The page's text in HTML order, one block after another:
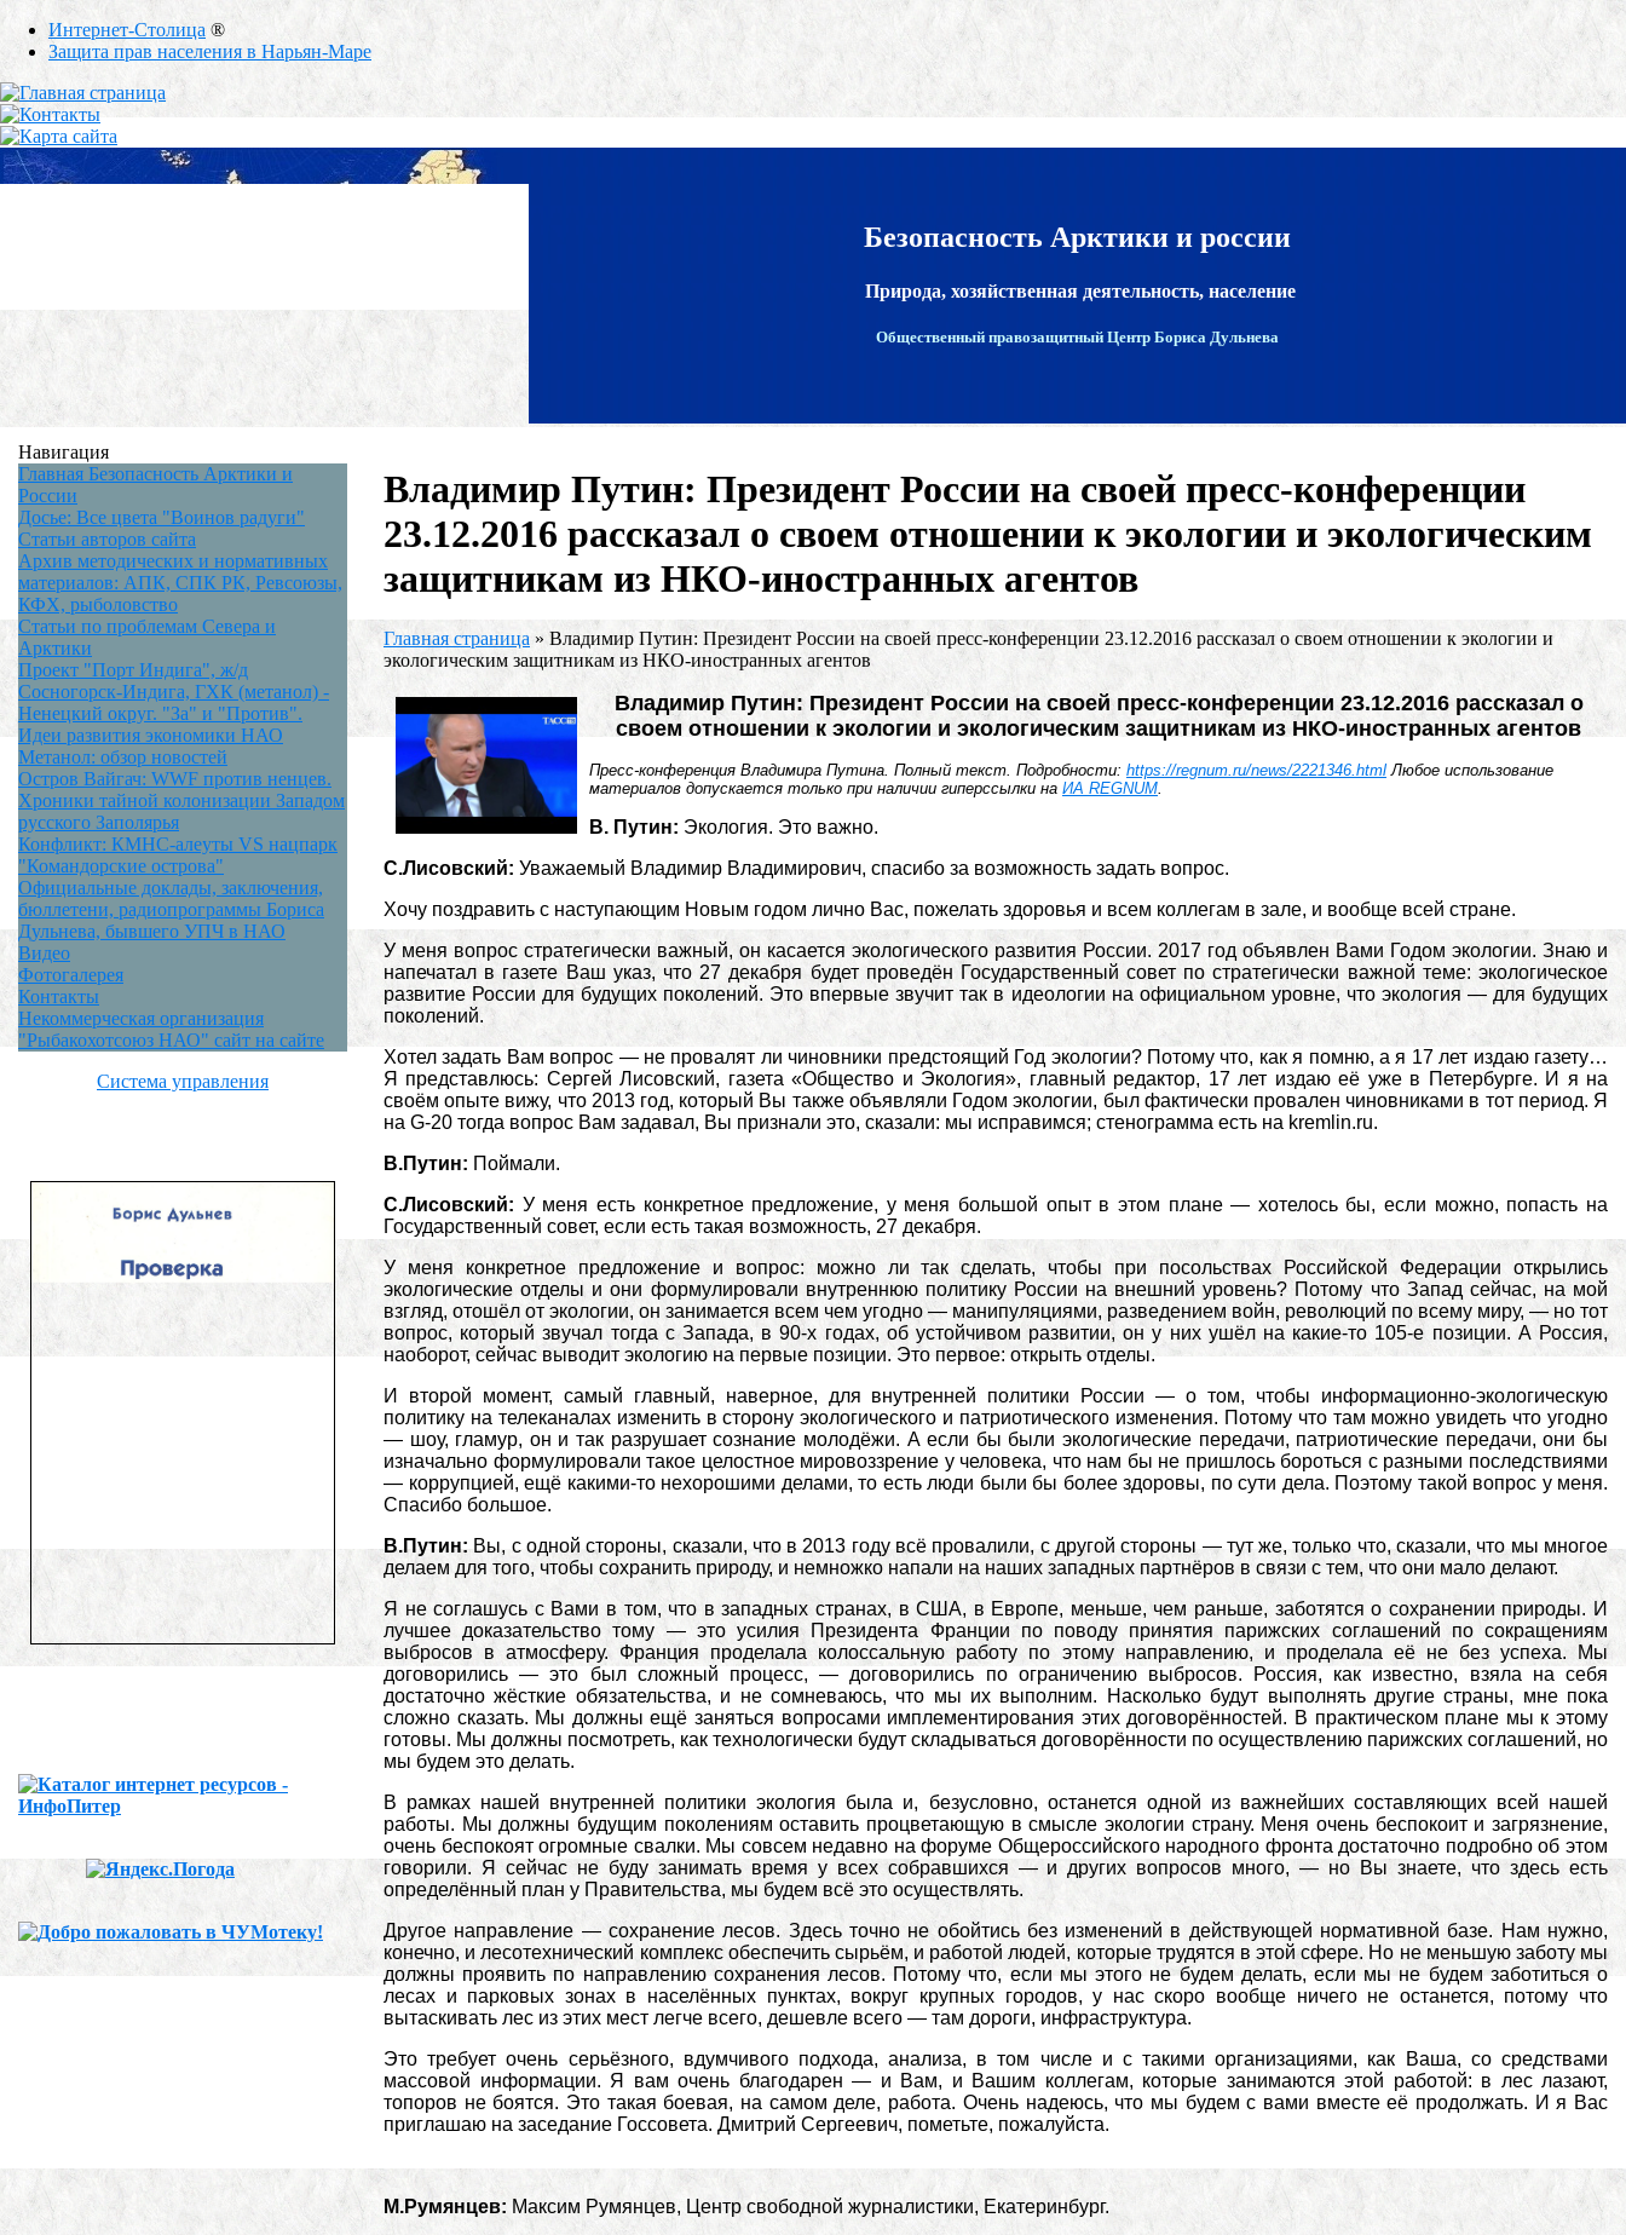
Интернет-Столица ®
Защита прав населения в Нарьян-Маре
Безопасность Арктики и россии
Природа, хозяйственная деятельность, население
Общественный правозащитный Центр Бориса Дульнева
Навигация
Главная Безопасность Арктики и
России
Досье: Все цвета "Воинов радуги"
Статьи авторов сайта
Архив методических и нормативных
материалов: АПК, СПК РК, Ревсоюзы,
КФХ, рыболовство
Статьи по проблемам Севера и
Арктики
Проект "Порт Индига", ж/д
Сосногорск-Индига, ГХК (метанол) -
Ненецкий округ. "За" и "Против".
Идеи развития экономики НАО
Метанол: обзор новостей
Остров Вайгач: WWF против ненцев.
Хроники тайной колонизации Западом
русского Заполярья
Конфликт: КМНС-алеуты VS нацпарк
"Командорские острова"
Официальные доклады, заключения,
бюллетени, радиопрограммы Бориса
Дульнева, бывшего УПЧ в НАО
Видео
Фотогалерея
Контакты
Некоммерческая организация
"Рыбакохотсоюз НАО" сайт на сайте
Система управления
Владимир Путин: Президент России на своей пресс-конференции
23.12.2016 рассказал о своем отношении к экологии и экологическим
защитникам из НКО-иностранных агентов
Главная страница » Владимир Путин: Президент России на своей пресс-конференции 23.12.2016 рассказал о своем отношении к экологии и
экологическим защитникам из НКО-иностранных агентов
Владимир Путин: Президент России на своей пресс-конференции 23.12.2016 рассказал о
своем отношении к экологии и экологическим защитникам из НКО-иностранных агентов
Пресс-конференция Владимира Путина. Полный текст. Подробности: https://regnum.ru/news/2221346.html Любое использование
материалов допускается только при наличии гиперссылки на ИА REGNUM
В. Путин: Экология. Это важно.
С.Лисовский: Уважаемый Владимир Владимирович, спасибо за возможность задать вопрос.
Хочу поздравить с наступающим Новым годом лично Вас, пожелать здоровья и всем коллегам в зале, и вообще всей стране.
У меня вопрос стратегически важный, он касается экологического развития России. 2017 год объявлен Вами Годом экологии. Знаю и
напечатал в газете Ваш указ, что 27 декабря будет проведён Государственный совет по стратегически важной теме: экологическое
развитие России для будущих поколений. Это впервые звучит так в идеологии на официальном уровне, что экология — для будущих
поколений.
Хотел задать Вам вопрос — не провалят ли чиновники предстоящий Год экологии? Потому что, как я помню, а я 17 лет издаю газету…
Я представлюсь: Сергей Лисовский, газета «Общество и Экология», главный редактор, 17 лет издаю её уже в Петербурге. И я на
своём опыте вижу, что 2013 год, который Вы также объявляли Годом экологии, был фактически провален чиновниками в тот период. Я
на G-20 тогда вопрос Вам задавал, Вы признали это, сказали: мы исправимся; стенограмма есть на kremlin.ru.
В.Путин: Поймали.
С.Лисовский: У меня есть конкретное предложение, у меня большой опыт в этом плане — хотелось бы, если можно, попасть на
Государственный совет, если есть такая возможность, 27 декабря.
У меня конкретное предложение и вопрос: можно ли так сделать, чтобы при посольствах Российской Федерации открылись
экологические отделы и они формулировали внутреннюю политику России на внешний уровень? Потому что Запад сейчас, на мой
взгляд, отошёл от экологии, он занимается всем чем угодно — манипуляциями, разведением войн, революций по всему миру, — но тот
вопрос, который звучал тогда с Запада, в 90-х годах, об устойчивом развитии, он у них ушёл на какие-то 105-е позиции. А Россия,
наоборот, сейчас выводит экологию на первые позиции. Это первое: открыть отделы.
И второй момент, самый главный, наверное, для внутренней политики России — о том, чтобы информационно-экологическую
политику на телеканалах изменить в сторону экологического и патриотического изменения. Потому что там можно увидеть что угодно
— шоу, гламур, он и так разрушает сознание молодёжи. А если бы были экологические передачи, патриотические передачи, они бы
изначально формулировали такое целостное мировоззрение у человека, что нам бы не пришлось бороться с разными последствиями
— коррупцией, ещё какими-то нехорошими делами, то есть люди были бы более здоровы, по сути дела. Поэтому такой вопрос у меня.
Спасибо большое.
В.Путин:Вы, с одной стороны, сказали, что в 2013 году всё провалили, с другой стороны — тут же, только что, сказали, что мы многое
делаем для того, чтобы сохранить природу, и немножко напали на наших западных партнёров в связи с тем, что они мало делают.
Я не соглашусь с Вами в том, что в западных странах, в США, в Европе, меньше, чем раньше, заботятся о сохранении природы. И
лучшее доказательство тому — это усилия Президента Франции по поводу принятия парижских соглашений по сокращениям
выбросов в атмосферу. Франция проделала колоссальную работу по этому направлению, и проделала её не без успеха. Мы
договорились — это был сложный процесс, — договорились по ограничению выбросов. Россия, как известно, взяла на себя
достаточно жёсткие обязательства, и не сомневаюсь, что мы их выполним. Насколько будут выполнять другие страны, мне пока
сложно сказать. Мы должны ещё заняться вопросами имплементирования этих договорённостей. В практическом плане мы к этому
готовы. Мы должны посмотреть, как технологически будут складываться договорённости по осуществлению парижских соглашений, но
мы будем это делать.
В рамках нашей внутренней политики экология была и, безусловно, останется одной из важнейших составляющих всей нашей
работы. Мы должны будущим поколениям оставить процветающую в смысле экологии страну. Меня очень беспокоит и загрязнение,
очень беспокоят огромные свалки. Мы совсем недавно на форуме Общероссийского народного фронта достаточно подробно об этом
говорили. Я сейчас не буду занимать время у всех собравшихся — и других вопросов много, — но Вы знаете, что здесь есть
определённый план у Правительства, мы будем всё это осуществлять.
Другое направление — сохранение лесов. Здесь точно не обойтись без изменений в действующей нормативной базе. Нам нужно,
конечно, и лесотехнический комплекс обеспечить сырьём, и работой людей, которые трудятся в этой сфере. Но не меньшую заботу мы
должны проявить по направлению сохранения лесов. Потому что, если мы этого не будем делать, если мы не будем заботиться о
лесах и парковых зонах в населённых пунктах, вокруг крупных городов, у нас скоро вообще ничего не останется, потому что
вытаскивать лес из этих мест легче всего, дешевле всего — там дороги, инфраструктура.
Это требует очень серьёзного, вдумчивого подхода, анализа, в том числе и с такими организациями, как Ваша, со средствами
массовой информации. Я вам очень благодарен — и Вам, и Вашим коллегам, которые занимаются этой работой: в лес лазают,
топоров не боятся. Это такая боевая, на самом деле, работа. Очень надеюсь, что мы будем с вами вместе её продолжать. И я Вас
приглашаю на заседание Госсовета. Дмитрий Сергеевич, пометьте, пожалуйста.
М.Румянцев: Максим Румянцев, Центр свободной журналистики, Екатеринбург.